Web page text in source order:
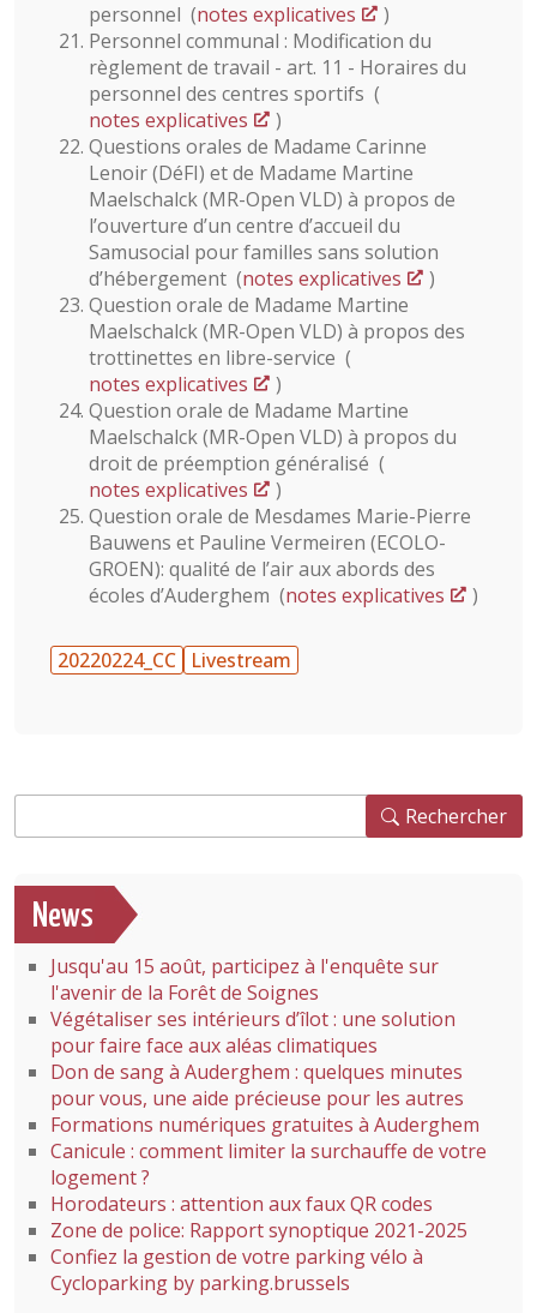
personnel (notes explicatives
)
Personnel communal : Modification du
règlement de travail - art. 11 - Horaires du
personnel des centres sportifs (
notes explicatives
)
Questions orales de Madame Carinne
Lenoir (DéFI) et de Madame Martine
Maelschalck (MR-Open VLD) à propos de
l’ouverture d’un centre d’accueil du
Samusocial pour familles sans solution
d’hébergement (notes explicatives
)
Question orale de Madame Martine
Maelschalck (MR-Open VLD) à propos des
trottinettes en libre-service (
notes explicatives
)
Question orale de Madame Martine
Maelschalck (MR-Open VLD) à propos du
droit de préemption généralisé (
notes explicatives
)
Question orale de Mesdames Marie-Pierre
Bauwens et Pauline Vermeiren (ECOLO-
GROEN): qualité de l’air aux abords des
écoles d’Auderghem (notes explicatives )
20220224_CC Livestream
Rechercher
News
Jusqu'au 15 août, participez à l'enquête sur
l'avenir de la Forêt de Soignes
Végétaliser ses intérieurs d’îlot : une solution
pour faire face aux aléas climatiques
Don de sang à Auderghem : quelques minutes
pour vous, une aide précieuse pour les autres
Formations numériques gratuites à Auderghem
Canicule : comment limiter la surchauffe de votre
logement ?
Horodateurs : attention aux faux QR codes
Zone de police: Rapport synoptique 2021-2025
Confiez la gestion de votre parking vélo à
Cycloparking by parking.brussels